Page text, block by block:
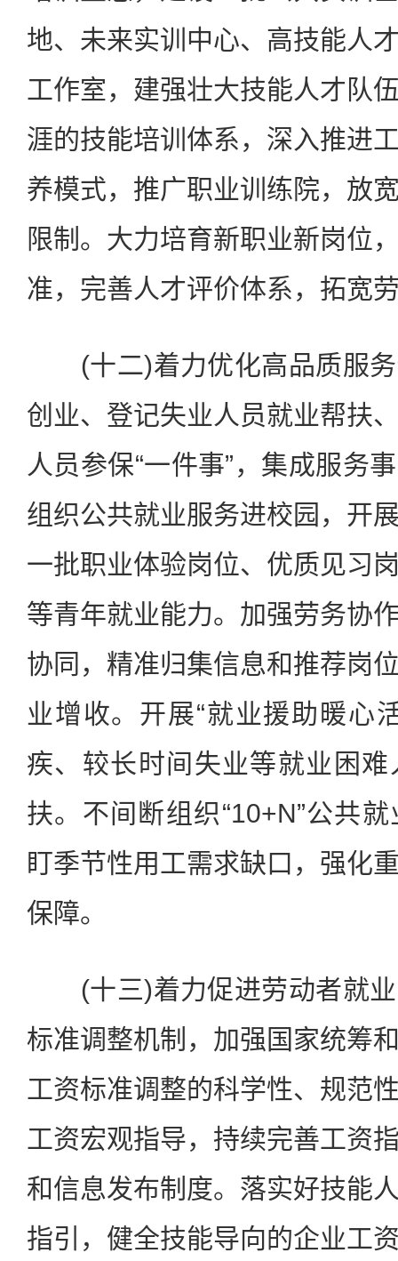
地、未来实训中心、高技能人
工作室，建强壮大技能人才队
涯的技能培训体系，深入推进
养模式，推广职业训练院，放
限制。大力培育新职业新岗位
准，完善人才评价体系，拓宽
(十二)着力优化高品质服务
创业、登记失业人员就业帮扶
人员参保“一件事”，集成服务
组织公共就业服务进校园，开
一批职业体验岗位、优质见习
等青年就业能力。加强劳务协
协同，精准归集信息和推荐岗
业增收。开展“就业援助暖心
疾、较长时间失业等就业困
扶。不间断组织“10+N”公共
盯季节性用工需求缺口，强化
保障。
(十三)着力促进劳动者就业
标准调整机制，加强国家统筹
工资标准调整的科学性、规范
工资宏观指导，持续完善工资
和信息发布制度。落实好技能
指引，健全技能导向的企业工